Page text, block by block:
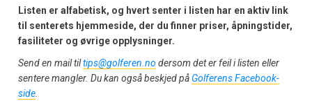
Listen er alfabetisk, og hvert senter i listen har en aktiv link
til senterets hjemmeside, der du finner priser, åpningstider,
fasiliteter og øvrige opplysninger.
Send en mail tiltips@golferen.no dersom det er feil i listen eller
sentere mangler. Du kan også beskjed på Golferens Facebook-
side.